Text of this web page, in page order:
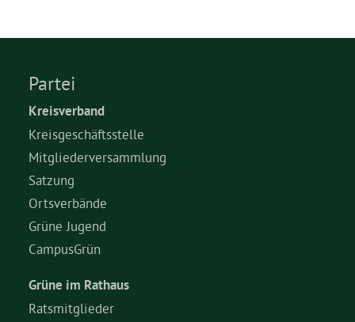
Partei
Kreisverband
Kreisgeschäftsstelle
Mitgliederversammlung
Satzung
Ortsverbände
Grüne Jugend
CampusGrün
Grüne im Rathaus
Ratsmitglieder